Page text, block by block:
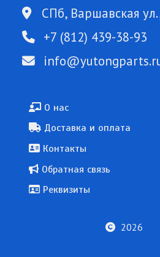
СПб, Варшавская
+7 (812) 439-38-93
Подвал
О нас
Доставка и оплата
Контакты
Обратная связь
Реквизиты
2026